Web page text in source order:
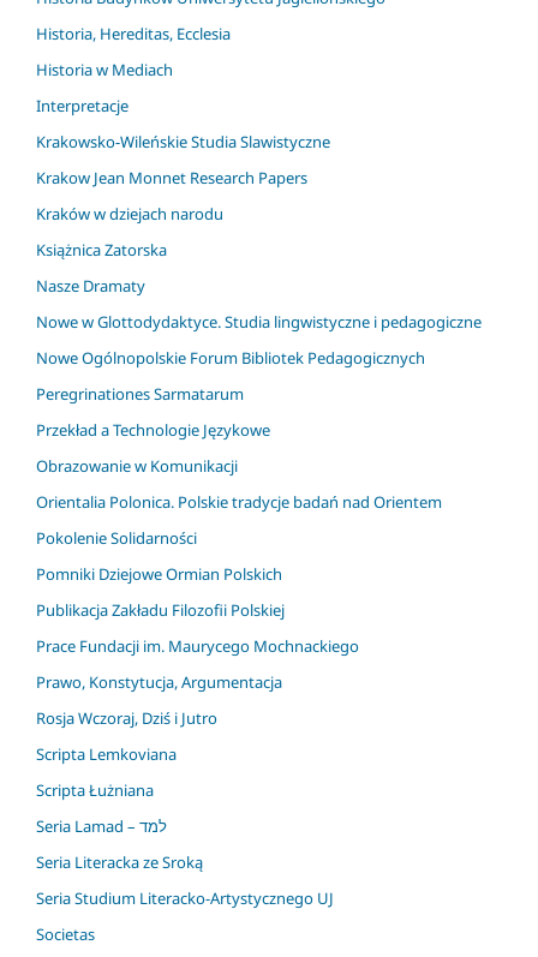
Historia, Hereditas, Ecclesia
Historia w Mediach
Interpretacje
Krakowsko-Wileńskie Studia Slawistyczne
Krakow Jean Monnet Research Papers
Kraków w dziejach narodu
Książnica Zatorska
Nasze Dramaty
Nowe w Glottodydaktyce. Studia lingwistyczne i pedagogiczne
Nowe Ogólnopolskie Forum Bibliotek Pedagogicznych
Peregrinationes Sarmatarum
Przekład a Technologie Językowe
Obrazowanie w Komunikacji
Orientalia Polonica. Polskie tradycje badań nad Orientem
Pokolenie Solidarności
Pomniki Dziejowe Ormian Polskich
Publikacja Zakładu Filozofii Polskiej
Prace Fundacji im. Maurycego Mochnackiego
Prawo, Konstytucja, Argumentacja
Rosja Wczoraj, Dziś i Jutro
Scripta Lemkoviana
Scripta Łużniana
Seria Lamad – למד
Seria Literacka ze Sroką
Seria Studium Literacko-Artystycznego UJ
Societas